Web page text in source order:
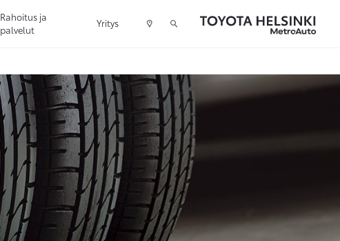
Rahoitus ja
palvelut
Yritys